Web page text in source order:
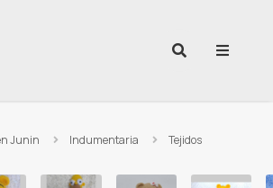
Junin Indumentaria Tejidos